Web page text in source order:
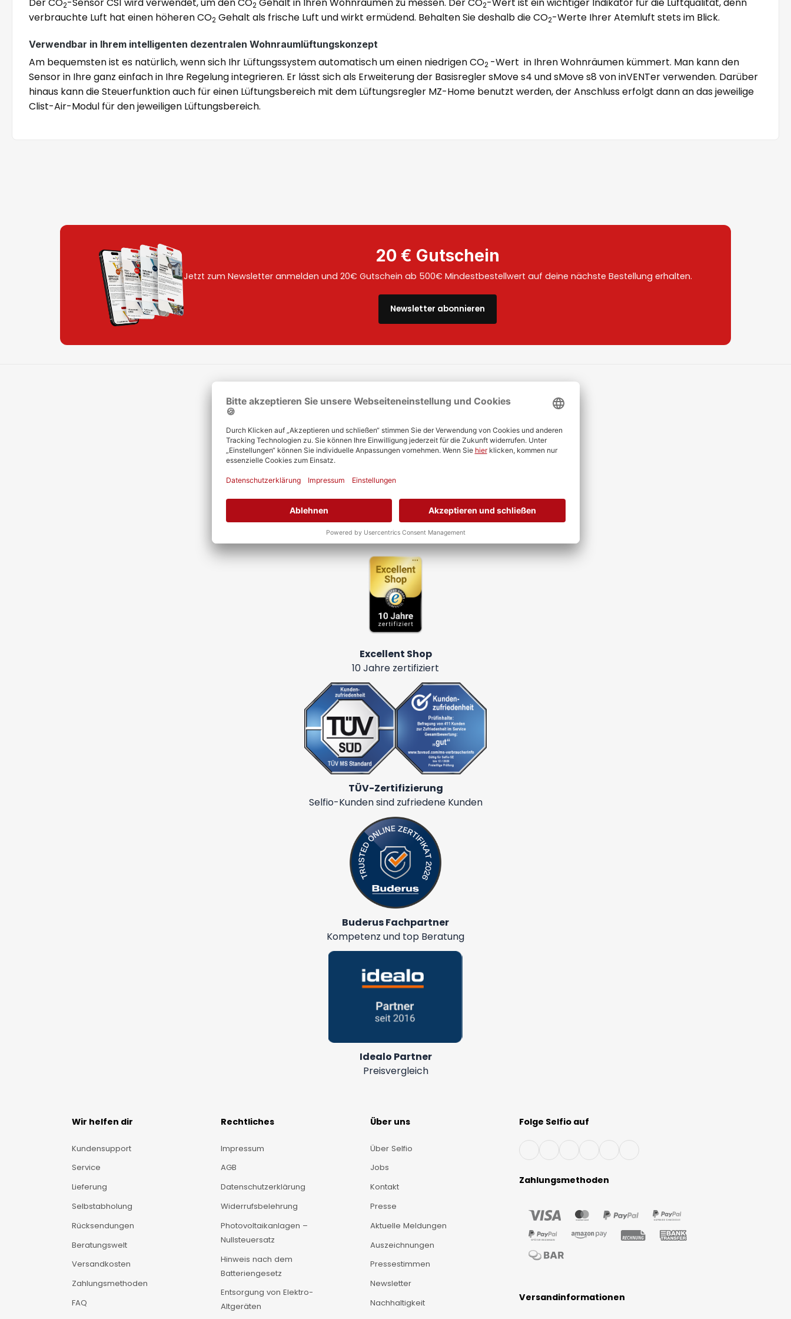
2 2 2
verbrauchte Luft hat einen höheren CO2 Gehalt als frische Luft und wirkt ermüdend. Behalten Sie deshalb die CO2-Werte Ihrer Atemluft stets im Blick.
Verwendbar in Ihrem intelligenten dezentralen Wohnraumlüftungskonzept
Am bequemsten ist es natürlich, wenn sich Ihr Lüftungssystem automatisch um einen niedrigen CO2 -Wert in Ihren Wohnräumen kümmert. Man kann den
Sensor in Ihre ganz einfach in Ihre Regelung integrieren. Er lässt sich als Erweiterung der Basisregler sMove s4 und sMove s8 von inVENTer verwenden. Darüber
hinaus kann die Steuerfunktion auch für einen Lüftungsbereich mit dem Lüftungsregler MZ-Home benutzt werden, der Anschluss erfolgt dann an das jeweilige
Clist-Air-Modul für den jeweiligen Lüftungsbereich.
20 € Gutschein
Jetzt zum Newsletter anmelden und 20€ Gutschein ab 500€ Mindestbestellwert auf deine nächste Bestellung erhalten.
Newsletter abonnieren
Trusted Shops
Zertifizierte Sicherheit
Excellent Shop
10 Jahre zertifiziert
TÜV-Zertifizierung
Selfio-Kunden sind zufriedene Kunden
Buderus Fachpartner
Kompetenz und top Beratung
Idealo Partner
Preisvergleich
Wir helfen dir
Kundensupport
Service
Lieferung
Selbstabholung
Rücksendungen
Beratungswelt
Versandkosten
Zahlungsmethoden
FAQ
Rechtliches
Impressum
AGB
Datenschutzerklärung
Widerrufsbelehrung
Photovoltaikanlagen –
Nullsteuersatz
Hinweis nach dem
Batteriengesetz
Entsorgung von Elektro-
Altgeräten
Über uns
Über Selfio
Jobs
Kontakt
Presse
Aktuelle Meldungen
Auszeichnungen
Pressestimmen
Newsletter
Nachhaltigkeit
Folge Selfio auf
Zahlungsmethoden
Versandinformationen